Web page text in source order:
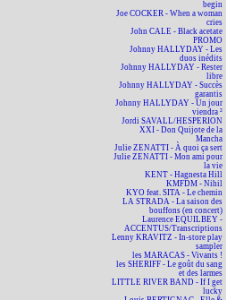
begin
Joe COCKER - When a woman
cries
John CALE - Black acetate
PROMO
Johnny HALLYDAY - Les
duos inédits
Johnny HALLYDAY - Rester
libre
Johnny HALLYDAY - Succès
garantis
Johnny HALLYDAY - Un jour
viendra ²
Jordi SAVALL/HESPERION
XXI - Don Quijote de la
Mancha
Julie ZENATTI - À quoi ça sert
Julie ZENATTI - Mon ami pour
la vie
KENT - Hagnesta Hill
KMFDM - Nihil
KYO feat. SITA - Le chemin
LA STRADA - La saison des
bouffons (en concert)
Laurence EQUILBEY -
ACCENTUS/Transcriptions
Lenny KRAVITZ - In-store play
sampler
les MARACAS - Vivants !
les SHERIFF - Le goût du sang
et des larmes
LITTLE RIVER BAND - If I get
lucky